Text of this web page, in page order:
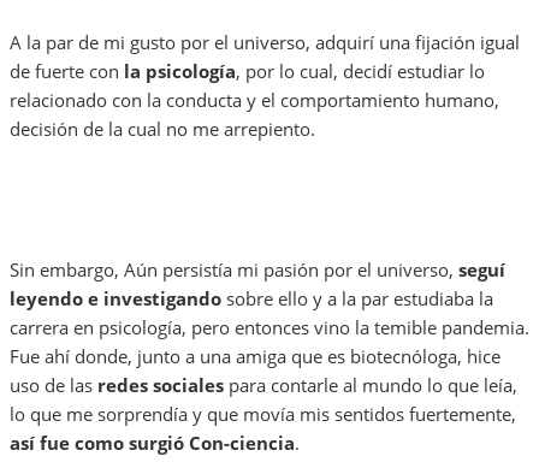
A la par de mi gusto por el universo, adquirí una fijación igual
de fuerte con la psicología, por lo cual, decidí estudiar lo
relacionado con la conducta y el comportamiento humano,
decisión de la cual no me arrepiento.
Sin embargo, Aún persistía mi pasión por el universo, seguí
leyendo e investigando sobre ello y a la par estudiaba la
carrera en psicología, pero entonces vino la temible pandemia.
Fue ahí donde, junto a una amiga que es biotecnóloga, hice
uso de las redes sociales para contarle al mundo lo que leía,
lo que me sorprendía y que movía mis sentidos fuertemente,
así fue como surgió Con-ciencia.